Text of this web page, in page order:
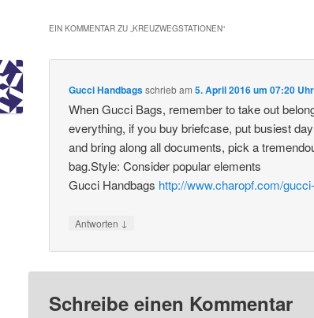
EIN KOMMENTAR ZU „KREUZWEGSTATIONEN“
Gucci Handbagsschriebam5. April 2016 um 07:20 Uhr
When Gucci Bags, remember to take out
everything, if you buy briefcase, put busiest
and bring along all documents, pick a
bag.Style: Consider popular elements
Gucci Handbags http://www.charopf.com/
Antworten ↓
Schreibe einen Kommentar